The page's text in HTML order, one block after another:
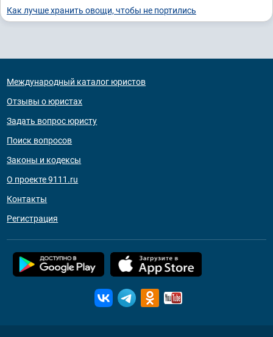
Как лучше хранить овощи, чтобы не портились
Международный каталог юристов
Отзывы о юристах
Задать вопрос юристу
Поиск вопросов
Законы и кодексы
О проекте 9111.ru
Контакты
Регистрация